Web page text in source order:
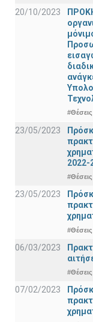
20/10/2023
23/05/2023
2022-
23/05/2023
06/03/2023
07/02/2023